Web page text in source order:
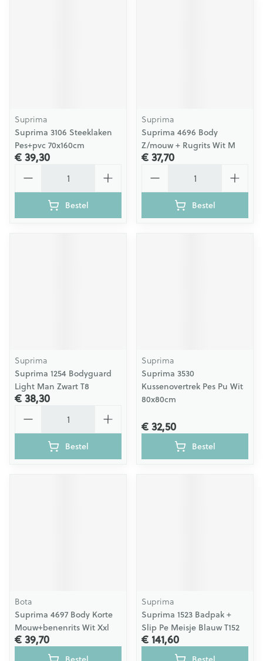
Suprima
Suprima 3106 Steeklaken
Pes+pvc 70x160cm
€ 39,30
Bestel
Suprima
Suprima 4696 Body
Z/mouw + Rugrits Wit M
€ 37,70
Bestel
Suprima
Suprima 1254 Bodyguard
Light Man Zwart T8
€ 38,30
Bestel
Suprima
Suprima 3530
Kussenovertrek Pes Pu Wit
80x80cm
€ 32,50
Bestel
Bota
Suprima 4697 Body Korte
Mouw+benenrits Wit Xxl
€ 39,70
Suprima
Suprima 1523 Badpak +
Slip Pe Meisje Blauw T152
€ 141,60